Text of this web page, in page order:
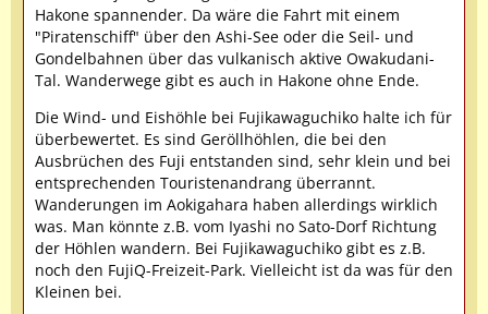
Hakone spannender. Da wäre die Fahrt mit einem
"Piratenschiff" über den Ashi-See oder die Seil- und
Gondelbahnen über das vulkanisch aktive Owakudani-
Tal. Wanderwege gibt es auch in Hakone ohne Ende.
Die Wind- und Eishöhle bei Fujikawaguchiko halte ich für
überbewertet. Es sind Geröllhöhlen, die bei den
Ausbrüchen des Fuji entstanden sind, sehr klein und bei
entsprechenden Touristenandrang überrannt.
Wanderungen im Aokigahara haben allerdings wirklich
was. Man könnte z.B. vom Iyashi no Sato-Dorf Richtung
der Höhlen wandern. Bei Fujikawaguchiko gibt es z.B.
noch den FujiQ-Freizeit-Park. Vielleicht ist da was für den
Kleinen bei.